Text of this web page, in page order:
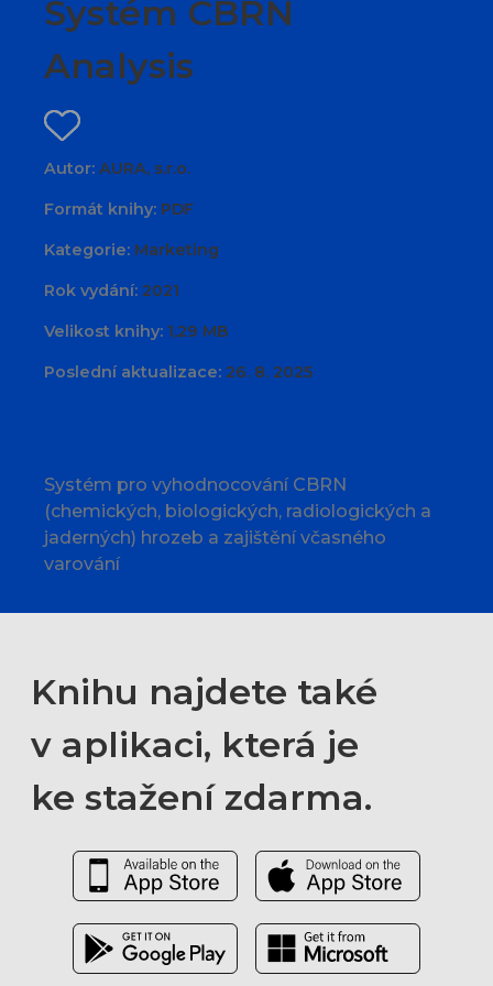
Systém CBRN
Analysis
Autor: AURA, s.r.o.
Formát knihy: PDF
Kategorie: Marketing
Rok vydání: 2021
Velikost knihy: 1,29 MB
Poslední aktualizace: 26. 8. 2025
Systém pro vyhodnocování CBRN
(chemických, biologických, radiologických a
jaderných) hrozeb a zajištění včasného
varování
Knihu najdete také
v aplikaci, která je
ke stažení zdarma.